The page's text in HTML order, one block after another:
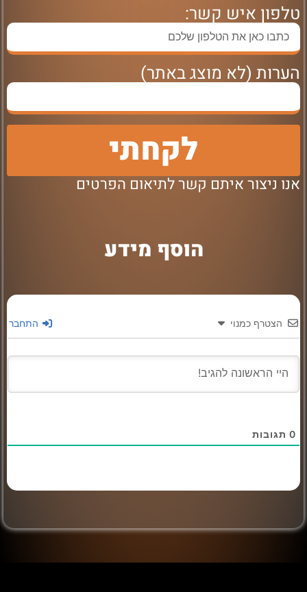
טלפון איש קשר:
הערות (לא מוצג באתר)
לקחתי
אנו ניצור איתם קשר לתיאום הפרטים
הוסף מידע
הצטרף כמנוי התחבר
0 תגובות